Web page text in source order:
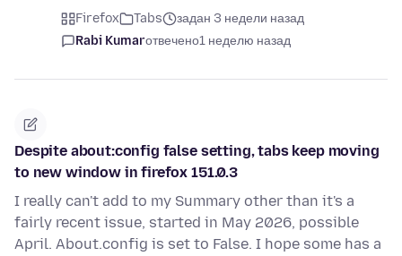
Firefox Tabs
задан 3 недели назад
Rabi Kumarотвечено1 неделю назад
Despite about:config false setting, tabs keep moving
to new window in firefox 151.0.3
I really can't add to my Summary other than it's a
fairly recent issue, started in May 2026, possible
April. About.config is set to False. I hope some has a